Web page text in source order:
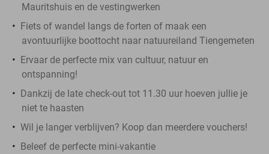
Mauritshuis en de vestingwerken
Fiets of wandel langs de forten of maak een
avontuurlijke boottocht naar natuureiland Tiengemeten
Ervaar de perfecte mix van cultuur, natuur en
ontspanning!
Dankzij de late check-out tot 11.30 uur hoeven jullie je
niet te haasten
Wil je langer verblijven? Koop dan meerdere vouchers!
Beleef de perfecte mini-vakantie